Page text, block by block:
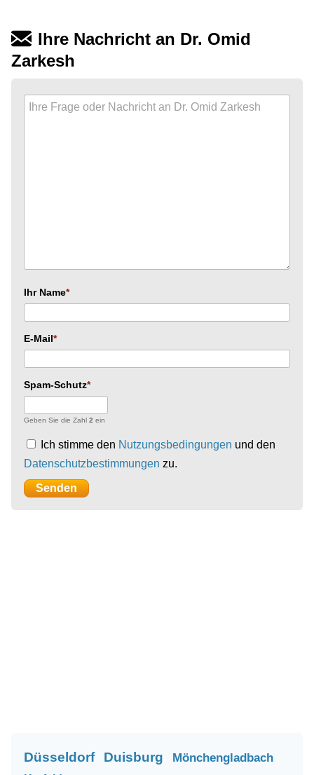
Ihre Nachricht an Dr. Omid
Zarkesh
Ihr Name
E-Mail
Spam-Schutz
Geben Sie die Zahl 2 ein
Ich stimme den Nutzungsbedingungen und den
Datenschutzbestimmungen zu.
Düsseldorf Duisburg Mönchengladbach